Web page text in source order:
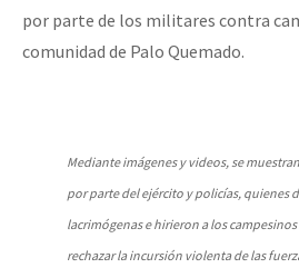
por parte de los militares contra
comunidad de Palo Quemado.
Mediante imágenes y videos, se
por parte del ejército y policías, quienes
lacrimógenas e hirieron a los
rechazar la incursión violenta de las